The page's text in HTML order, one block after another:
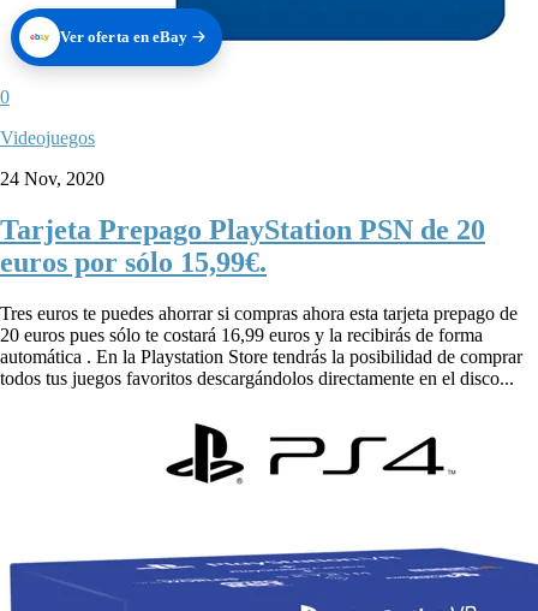
ebay Ver oferta en eBay
0
Videojuegos
24 Nov, 2020
Tarjeta Prepago PlayStation PSN de 20
euros por sólo 15,99€.
Tres euros te puedes ahorrar si compras ahora esta tarjeta prepago de
20 euros pues sólo te costará 16,99 euros y la recibirás de forma
automática . En la Playstation Store tendrás la posibilidad de comprar
todos tus juegos favoritos descargándolos directamente en el disco...